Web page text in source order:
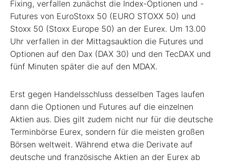
Fixing, verfallen zunächst die Index-Optionen und -
Futures von EuroStoxx 50 (EURO STOXX 50) und
Stoxx 50 (Stoxx Europe 50) an der Eurex. Um 13.00
Uhr verfallen in der Mittagsauktion die Futures und
Optionen auf den Dax (DAX 30) und den TecDAX und
fünf Minuten später die auf den MDAX.
Erst gegen Handelsschluss desselben Tages laufen
dann die Optionen und Futures auf die einzelnen
Aktien aus. Dies gilt zudem nicht nur für die deutsche
Terminbörse Eurex, sondern für die meisten großen
Börsen weltweit. Während etwa die Derivate auf
deutsche und französische Aktien an der Eurex ab